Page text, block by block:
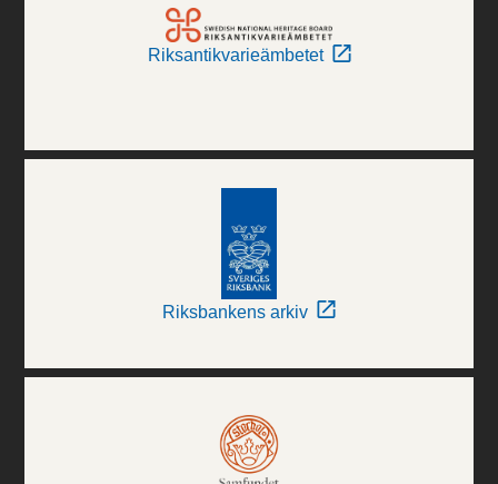
Riksantikvarieämbetet
Riksbankens arkiv